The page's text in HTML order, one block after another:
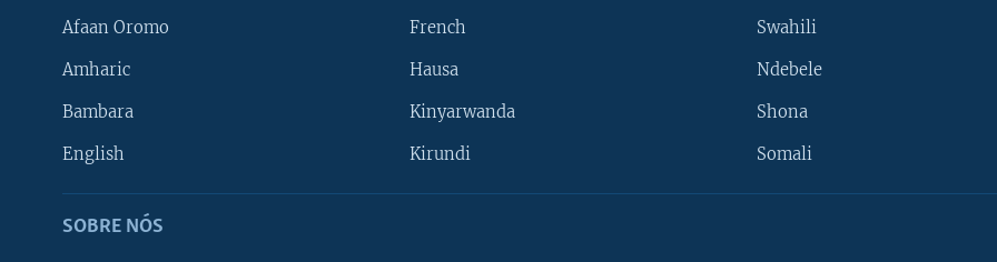
Afaan Oromo
Amharic
Bambara
English
French
Hausa
Kinyarwanda
Kirundi
Swahili
Ndebele
Shona
Somali
SOBRE NÓS